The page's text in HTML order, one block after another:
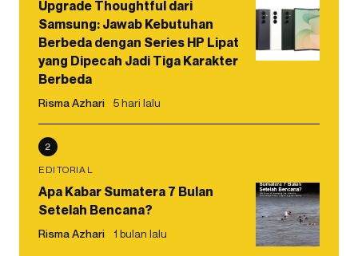
Upgrade Thoughtful dari
Samsung: Jawab Kebutuhan
Berbeda dengan Series HP Lipat
yang Dipecah Jadi Tiga Karakter
Berbeda
Risma Azhari 5 hari lalu
2
EDITORIAL
Apa Kabar Sumatera 7 Bulan
Setelah Bencana?
Risma Azhari 1 bulan lalu